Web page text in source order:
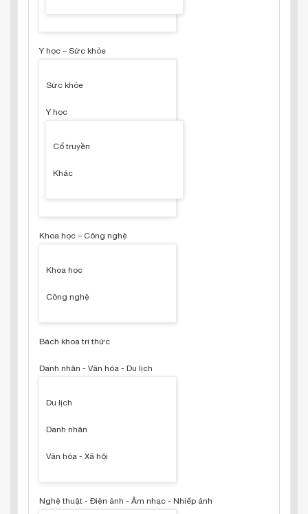
Y học – Sức khỏe
Sức khỏe
Y học
Cổ truyền
Khác
Khoa học – Công nghệ
Khoa học
Công nghệ
Bách khoa tri thức
Danh nhân - Văn hóa - Du lịch
Du lịch
Danh nhân
Văn hóa - Xã hội
Nghệ thuật - Điện ảnh - Âm nhạc - Nhiếp ảnh